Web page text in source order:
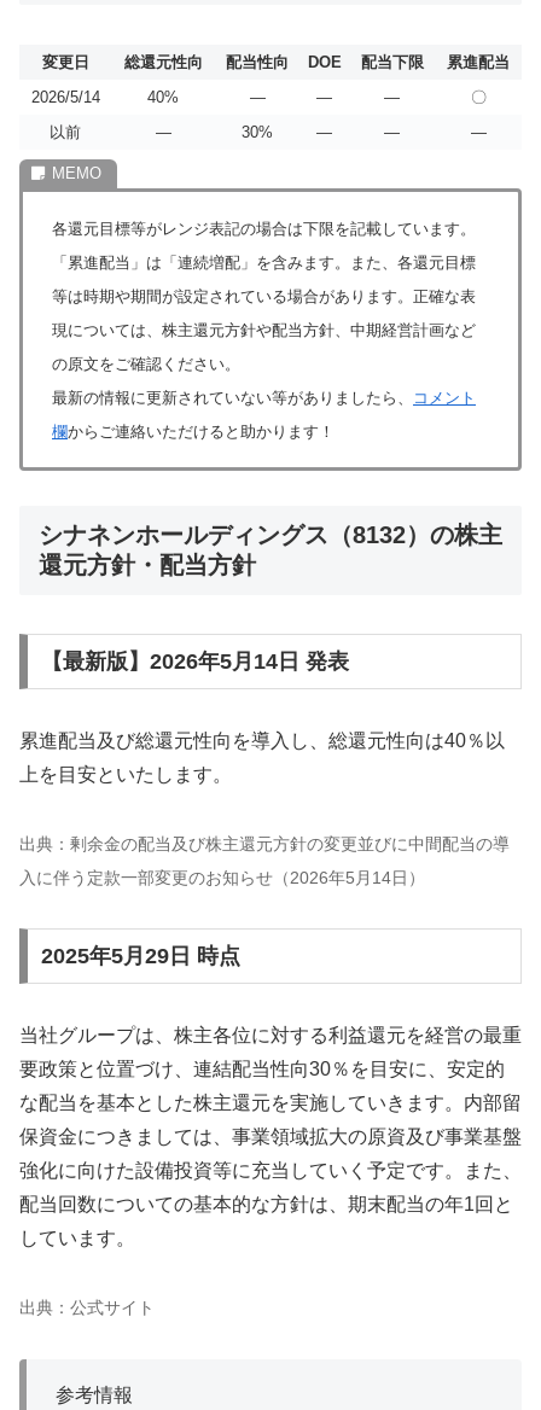
変更日 総還元性向 配当性向 DOE 配当下限
累進配当
2026/5/14
40% ― ― ―
〇
以前
― 30% ― ― ―
各還元目標等がレンジ表記の場合は下限を記載しています。
「累進配当」は「連続増配」を含みます。また、各還元目標
等は時期や期間が設定されている場合があります。正確な表
現については、株主還元方針や配当方針、中期経営計画など
の原文をご確認ください。
最新の情報に更新されていない等がありましたら、
コメント
欄からご連絡いただけると助かります！
シナネンホールディングス（8132）の株主
還元方針・配当方針
【最新版】2026年5月14日 発表
累進配当及び総還元性向を導入し、総還元性向は40％以
上を目安といたします。
出典：剰余金の配当及び株主還元方針の変更並びに中間配当の導
入に伴う定款一部変更のお知らせ（2026年5月14日）
2025年5月29日 時点
当社グループは、株主各位に対する利益還元を経営の最重
要政策と位置づけ、連結配当性向30％を目安に、安定的
な配当を基本とした株主還元を実施していきます。内部留
保資金につきましては、事業領域拡大の原資及び事業基盤
強化に向けた設備投資等に充当していく予定です。また、
配当回数についての基本的な方針は、期末配当の年1回と
しています。
出典：公式サイト
参考情報